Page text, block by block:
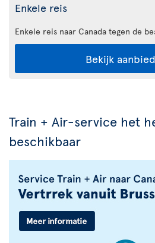
Enkele reis
Enkele reis naar Canada tegen de
Bekijk
Train + Air-service het
beschikbaar